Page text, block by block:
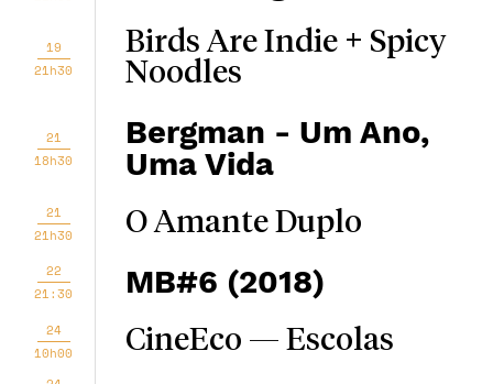
19
21h30
Birds Are Indie + Spicy
Noodles
21
18h30
Bergman - Um Ano,
Uma Vida
21
21h30
O Amante Duplo
22
21:30
MB#6 (2018)
24
10h00
CineEco — Escolas